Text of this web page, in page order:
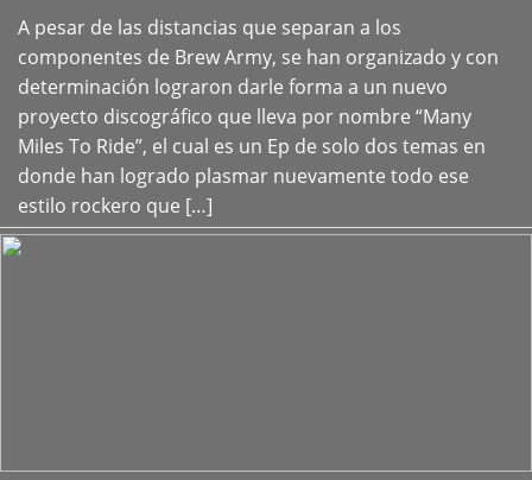
A pesar de las distancias que separan a los
componentes de Brew Army, se han organizado y con
determinación lograron darle forma a un nuevo
proyecto discográfico que lleva por nombre “Many
Miles To Ride”, el cual es un Ep de solo dos temas en
donde han logrado plasmar nuevamente todo ese
estilo rockero que […]
+